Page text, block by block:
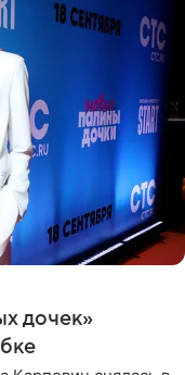
дочек»